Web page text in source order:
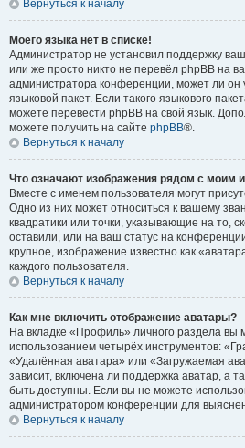
Вернуться к началу
Моего языка нет в списке!
Администратор не установил поддержку
или же просто никто не перевёл phpBB на
администратора конференции, может ли он
языковой пакет. Если такого языкового
можете перевести phpBB на свой язык.
можете получить на сайте phpBB®.
Вернуться к началу
Что означают изображения рядом с моим
Вместе с именем пользователя могут
Одно из них может относиться к вашему
квадратики или точки, указывающие на то,
оставили, или на ваш статус на
крупное, изображение известно как
каждого пользователя.
Вернуться к началу
Как мне включить отображение аватары?
На вкладке «Профиль» личного раздела вы
использованием четырёх инструментов:
«Удалённая аватара» или «Загружаемая
зависит, включена ли поддержка аватар, а
быть доступны. Если вы не можете
администратором конференции для
Вернуться к началу